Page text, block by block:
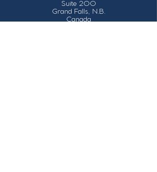
Suite 200
Grand Falls, N.B.
Canada